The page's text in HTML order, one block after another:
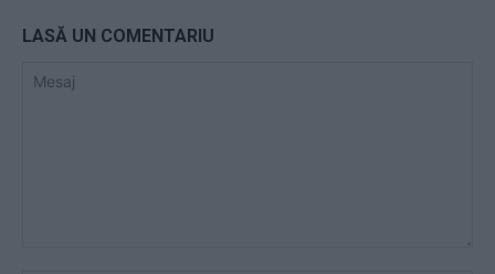
LASĂ UN COMENTARIU